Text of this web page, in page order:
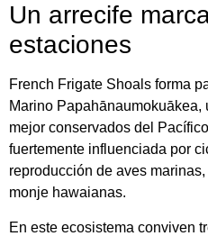
Un arrecife
estaciones
French Frigate Shoals forma
Marino
mejor conservados del
fuertemente influenciada por
reproducción de aves
monje hawaianas.
En este ecosistema conviven